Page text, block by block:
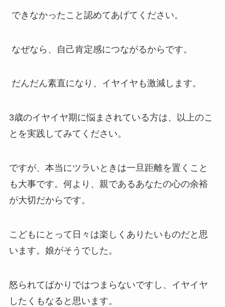
できなかったこと認めてあげてください。
なぜなら、自己肯定感につながるからです。
だんだん素直になり、イヤイヤも激減します。
3歳のイヤイヤ期に悩まされている方は、以上のこ
とを実践してみてください。
ですが、本当にツラいときは一旦距離を置くこと
も大事です。何より、親であるあなたの心の余裕
が大切だからです。
こどもにとって日々は楽しくありたいものだと思
います。娘がそうでした。
怒られてばかりではつまらないですし、イヤイヤ
したくもなると思います。